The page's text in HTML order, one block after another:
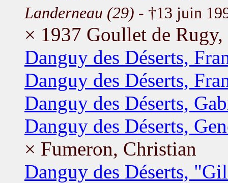
Landerneau (29) - †13 juin
× 1937 Goullet de
Danguy des Déserts,
Danguy des Déserts,
Danguy des Déserts,
Danguy des Déserts,
× Fumeron, Christian
Danguy des Déserts,